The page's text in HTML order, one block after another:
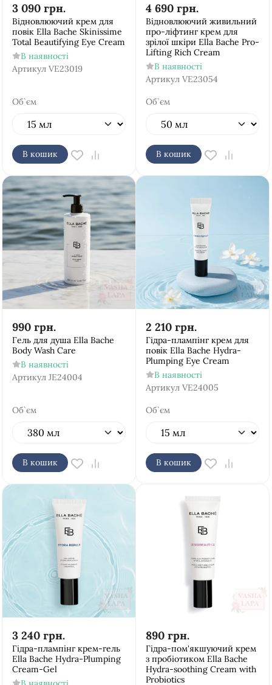
3 090 грн.
Відновлюючий крем для
повік Ella Bache Skinissime
Total Beautifying Eye Cream
В наявності
Артикул VE23019
Об`єм
В кошик
4 690 грн.
Відновлюючий живильний
про-ліфтинг крем для
зрілої шкіри Ella Bache Pro-
Lifting Rich Cream
В наявності
Артикул VE23054
Об`єм
В кошик
990 грн.
Гель для душа Ella Bache
Body Wash Care
В наявності
Артикул JE24004
Об`єм
В кошик
2 210 грн.
Гідра-плампінг крем для
повік Ella Bache Hydra-
Plumping Eye Cream
В наявності
Артикул VE24005
Об`єм
В кошик
3 240 грн.
Гідра-плампінг крем-гель
Ella Bache Hydra-Plumping
Cream-Gel
890 грн.
Гідра-пом'якшуючий крем
з пробіотиком Ella Bache
Hydra-soothing Cream with
Probiotics